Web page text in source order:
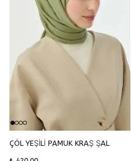
ÇÖL YEŞİLİ PAMUK KRAŞ ŞAL